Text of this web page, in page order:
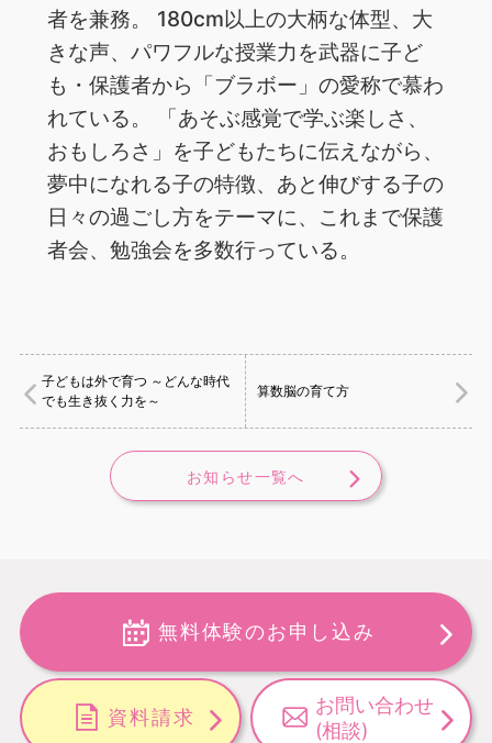
者を兼務。 180cm以上の大柄な体型、大
きな声、パワフルな授業力を武器に子ど
も・保護者から「ブラボー」の愛称で慕わ
れている。 「あそぶ感覚で学ぶ楽しさ、
おもしろさ」を子どもたちに伝えながら、
夢中になれる子の特徴、あと伸びする子の
日々の過ごし方をテーマに、これまで保護
者会、勉強会を多数行っている。
子どもは外で育つ ～どんな時代
でも生き抜く力を～
算数脳の育て方
お知らせ一覧へ
無料体験のお申し込み
資料請求
お問い合わせ
(相談)